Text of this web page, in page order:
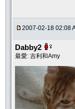
2007-02-18 02:08
Dabby2
最愛: 吉利和Amy